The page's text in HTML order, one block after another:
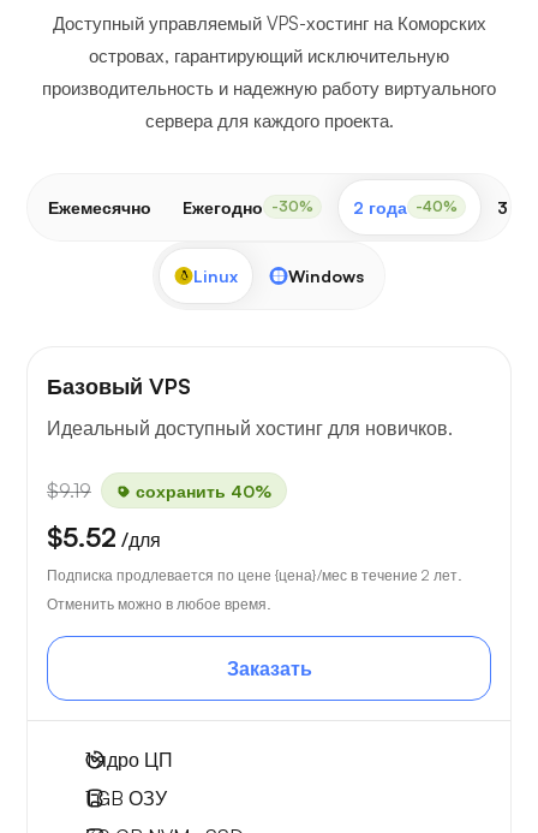
Доступный управляемый VPS-хостинг на Коморских
островах, гарантирующий исключительную
производительность и надежную работу виртуального
сервера для каждого проекта.
Ежемесячно Eжегодно -30% 2 года -40% 3
Linux Windows
Базовый VPS
Идеальный доступный хостинг для новичков.
$9.19 сохранить 40%
$5.52 /для
Подписка продлевается по цене {цена}/мес в течение 2 лет.
Отменить можно в любое время.
Заказать
1ядро ЦП
1 GB ОЗУ